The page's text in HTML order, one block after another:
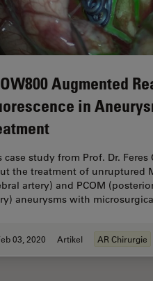
Augmented
in
case study from Prof. Dr. Feres
the treatment of unruptured
artery) and PCOM
aneurysms with
03, 2020 Artikel AR Chirurgie